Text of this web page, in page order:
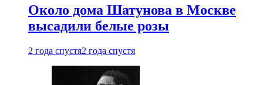
Около дома Шатунова в Москве
высадили белые розы
2 года спустя2 года спустя